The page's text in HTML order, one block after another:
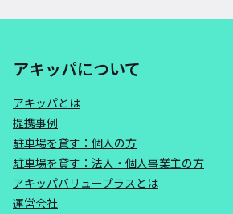
アキッパについて
アキッパとは
提携事例
駐車場を貸す：個人の方
駐車場を貸す：法人・個人事業主の方
アキッパバリュープラスとは
運営会社